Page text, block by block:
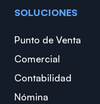
SOLUCIONES
Punto de Venta
Comercial
Contabilidad
Nómina